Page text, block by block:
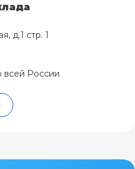
д.1 стр. 1
всей России